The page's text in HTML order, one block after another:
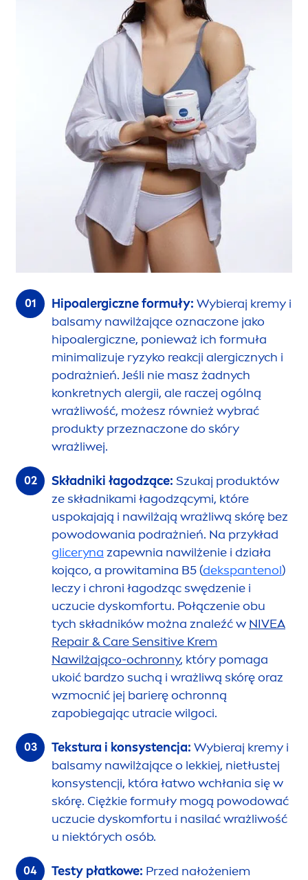
Hipoalergiczne formuły: Wybieraj kremy i
balsamy nawilżające oznaczone jako
hipoalergiczne, ponieważ ich formuła
minimalizuje ryzyko reakcji alergicznych i
podrażnień. Jeśli nie masz żadnych
konkretnych alergii, ale raczej ogólną
wrażliwość, możesz również wybrać
produkty przeznaczone do skóry
wrażliwej.
Składniki łagodzące: Szukaj produktów
ze składnikami łagodzącymi, które
uspokajają i nawilżają wrażliwą skórę bez
powodowania podrażnień. Na przykład
gliceryna zapewnia nawilżenie i działa
kojąco, a prowitamina B5 (dekspantenol)
leczy i chroni łagodząc swędzenie i
uczucie dyskomfortu. Połączenie obu
tych składników można znaleźć w NIVEA
Repair&CareSensitive Krem
Nawilżająco-ochronny, który pomaga
ukoić bardzo suchą i wrażliwą skórę oraz
wzmocnić jej barierę ochronną
zapobiegając utracie wilgoci.
Tekstura i konsystencja: Wybieraj kremy i
balsamy nawilżające o lekkiej, nietłustej
konsystencji, która łatwo wchłania się w
skórę. Ciężkie formuły mogą powodować
uczucie dyskomfortu i nasilać wrażliwość
u niektórych osób.
Testy płatkowe: Przed nałożeniem